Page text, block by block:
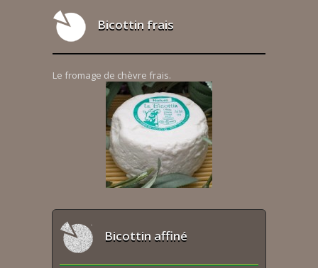
Bicottin frais
Le fromage de chèvre frais.
Bicottin affiné